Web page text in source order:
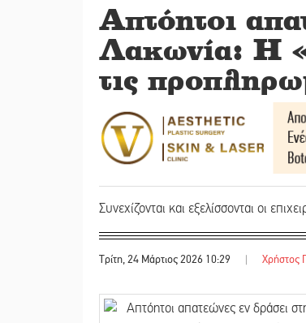
Απτόητοι
Λακωνία: Η
τις
Συνεχίζονται και εξελίσσονται οι
Τρίτη, 24 Μάρτιος 2026 10:29 | Χρήστος